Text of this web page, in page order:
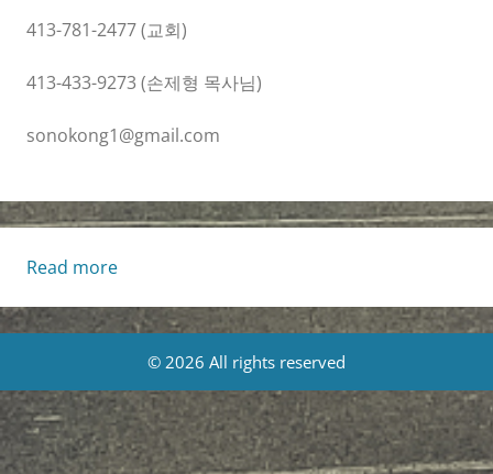
413-781-2477 (교회)
413-433-9273 (손제형 목사님)
sonokong1@gmail.com
Read more:
교
식
© 2026 All rights reserved